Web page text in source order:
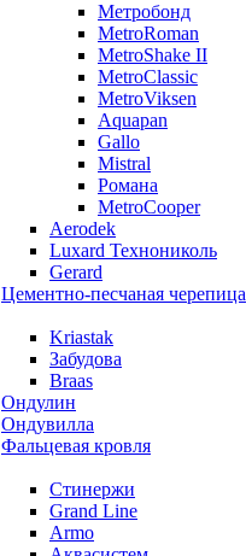
Метробонд
MetroRoman
MetroShake II
MetroClassic
MetroViksen
Aquapan
Gallo
Mistral
Романа
MetroCooper
Aerodek
Luxard Технониколь
Gerard
Цементно-песчаная черепица
Kriastak
Забудова
Braas
Ондулин
Ондувилла
Фальцевая кровля
Стинержи
Grand Line
Armo